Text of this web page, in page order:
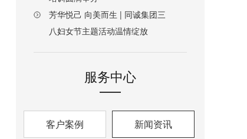
芳华悦己 向美而生 | 同诚集团三
八妇女节主题活动温情绽放
服务中心
客户案例 新闻资讯